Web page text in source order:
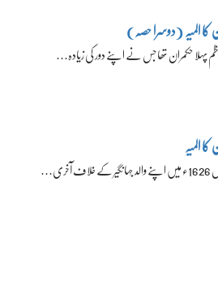
کا المیہ (دوسرا حصہ)
پہلا حکمران تھا جس نے اپنے دور کی زیادہ…
المیہ